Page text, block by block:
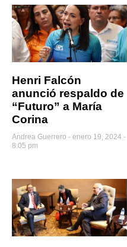
Henri Falcón
anunció respaldo de
“Futuro” a María
Corina
Andrea Guerrero
enero 19, 2024 -
8:05 pm